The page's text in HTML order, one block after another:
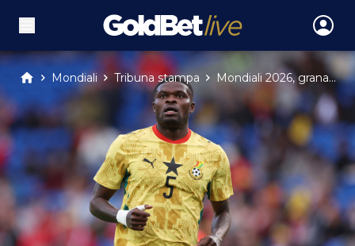
Mondiali Tribuna stampa Mondiali 2026, grana...